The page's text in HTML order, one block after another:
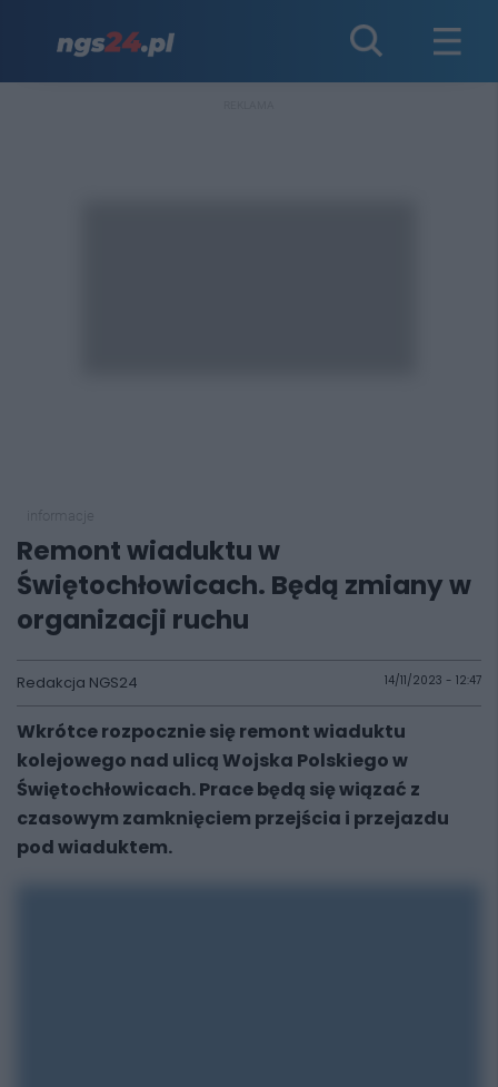
Remont wiaduktu w
Świętochłowicach. Będą zmiany w
organizacji ruchu
Redakcja NGS24 14/11/2023 - 12:47
Wkrótce rozpocznie się remont wiaduktu
kolejowego nad ulicą Wojska Polskiego w
Świętochłowicach. Prace będą się wiązać z
czasowym zamknięciem przejścia i przejazdu
pod wiaduktem.